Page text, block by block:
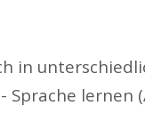
in
lernen